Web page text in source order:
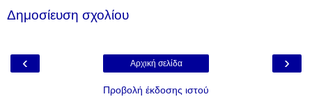
Δημοσίευση σχολίου
‹ ›
Αρχική σελίδα
Προβολή έκδοσης ιστού